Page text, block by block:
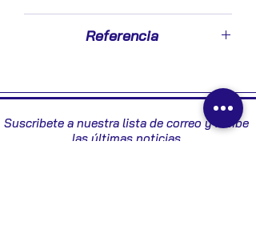
Referencia
Suscribete a nuestra lista de correo y recibe
las últimas noticias